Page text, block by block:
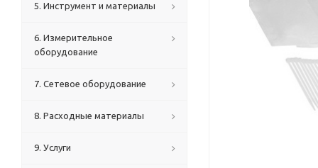
5. Инструмент и материалы
6. Измерительное
оборудование
7. Сетевое оборудование
8. Расходные материалы
9. Услуги